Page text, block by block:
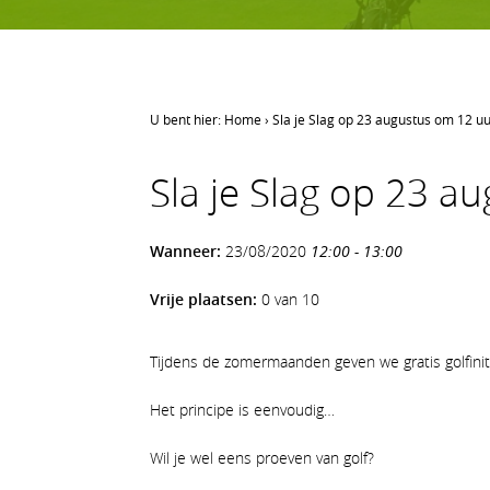
Leren golfen
Onze waarden
U bent hier: Home› Sla je Slag op 23 augustus om 12
Sla je Slag op 23
Wanneer: 23/08/2020 12:00 - 13:00
Vrije plaatsen: 0 van 10
Tijdens de zomermaanden geven we gratis
Het principe is eenvoudig…
Wil je wel eens proeven van golf?